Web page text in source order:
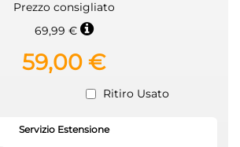
Prezzo consigliato
69,99 €
59,00 €
Ritiro Usato
Servizio Estensione